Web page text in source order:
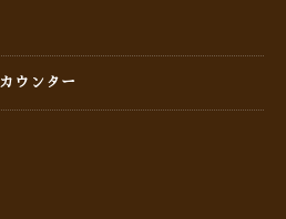
カウンター